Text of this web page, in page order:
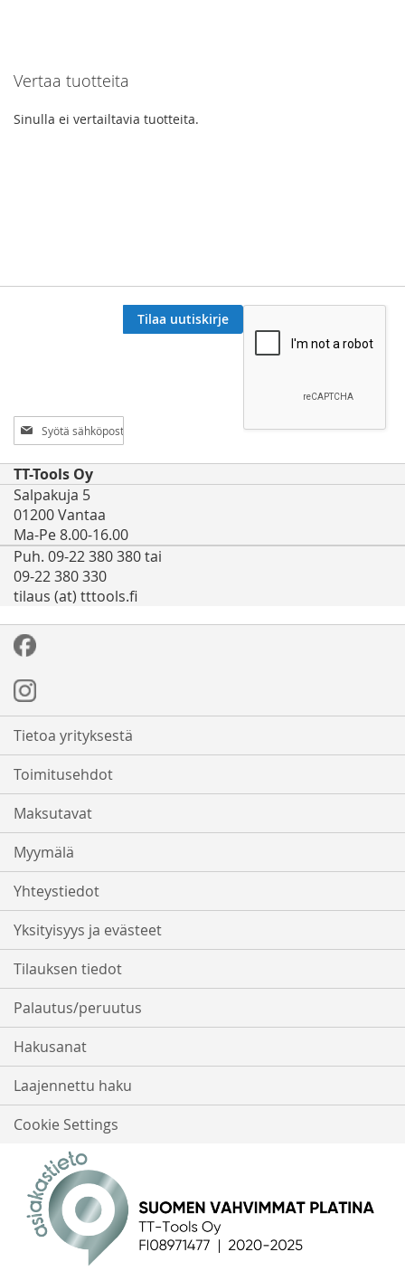
Vertaa tuotteita
Sinulla ei vertailtavia tuotteita.
Tilaa
uutiskirjeemme:
Tilaa uutiskirje
TT-Tools Oy
Salpakuja 5
01200 Vantaa
Ma-Pe 8.00-16.00
Puh. 09-22 380 380 tai
09-22 380 330
tilaus (at) tttools.fi
Tietoa yrityksestä
Toimitusehdot
Maksutavat
Myymälä
Yhteystiedot
Yksityisyys ja evästeet
Tilauksen tiedot
Palautus/peruutus
Hakusanat
Laajennettu haku
Cookie Settings